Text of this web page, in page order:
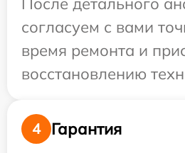
согласуем с вами
время ремонта и
восстановлению
4
Гарантия